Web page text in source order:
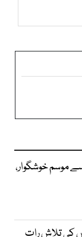
موسم خوشگوار،
کی تلاش رات